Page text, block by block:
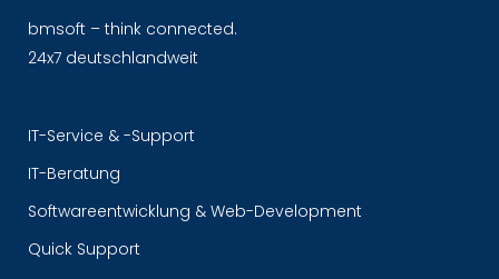
bmsoft – think connected.
24x7 deutschlandweit
IT-Service & -Support
IT-Beratung
Softwareentwicklung & Web-Development
Quick Support